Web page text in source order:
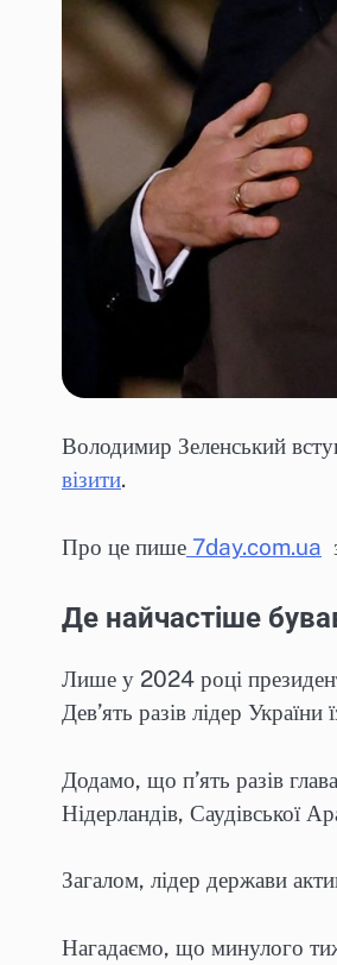
Володимир Зеленський
візити.
Про це пише 7day.com.ua
Де найчастіше
Лише у 2024 році
Дев’ять разів лідер
Додамо, що п’ять разів
Нідерландів, Саудівської
Загалом, лідер держави
Нагадаємо, що минулого